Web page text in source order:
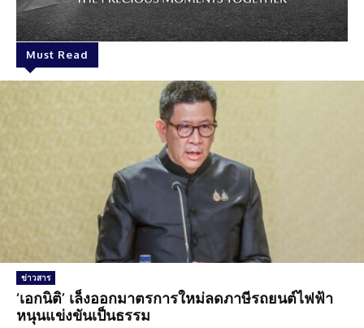
Must Read
ข่าวสาร
‘เอกนิติ’ เล็งออกมาตรการใหม่ลดภาษีรถยนต์ไฟฟ้า
หนุนแข่งขันเป็นธรรม